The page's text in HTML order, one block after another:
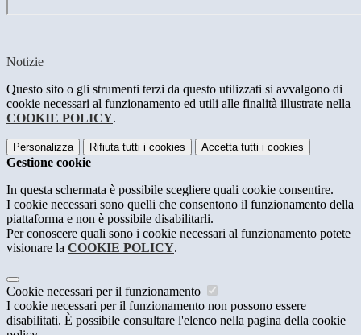
Notizie
Questo sito o gli strumenti terzi da questo utilizzati si avvalgono di
cookie necessari al funzionamento ed utili alle finalità illustrate nella
COOKIE POLICY.
Personalizza Rifiuta tutti i cookies Accetta tutti i cookies
Gestione cookie
In questa schermata è possibile scegliere quali cookie consentire.
I cookie necessari sono quelli che consentono il funzionamento della
piattaforma e non è possibile disabilitarli.
Per conoscere quali sono i cookie necessari al funzionamento potete
visionare la COOKIE POLICY.
Cookie necessari per il funzionamento
I cookie necessari per il funzionamento non possono essere
disabilitati. È possibile consultare l'elenco nella pagina della cookie